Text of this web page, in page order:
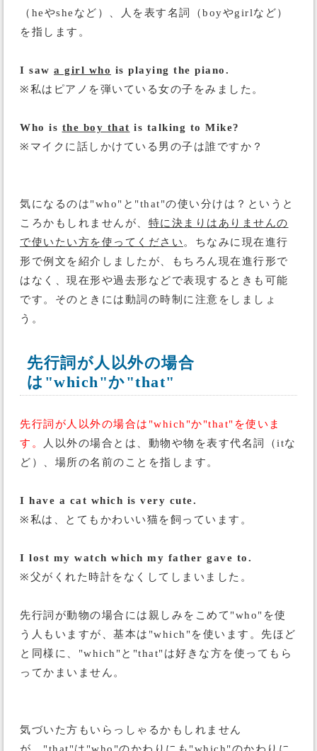
（heやsheなど）、人を表す名詞（boyやgirlなど）
を指します。
I saw a girl who is playing the piano.
※私はピアノを弾いている女の子をみました。
Who is the boy that is talking to Mike?
※マイクに話しかけている男の子は誰ですか？
気になるのは"who"と"that"の使い分けは？というと
ころかもしれませんが、 特に決まりはありませんの
で使いたい方を使ってください 。ちなみに現在進行
形で例文を紹介しましたが、もちろん現在進行形で
はなく、現在形や過去形などで表現するときも可能
です。そのときには動詞の時制に注意をしましょ
う。
先行詞が人以外の場合
は"which"か"that"
先行詞が人以外の場合は"which"か"that"を使いま
す。
人以外の場合とは、動物や物を表す代名詞（itな
ど）、場所の名前のことを指します。
I have a cat which is very cute.
※私は、とてもかわいい猫を飼っています。
I lost my watch which my father gave to.
※父がくれた時計をなくしてしまいました。
先行詞が動物の場合には親しみをこめて"who"を使
う人もいますが、基本は"which"を使います。先ほど
と同様に、"which"と"that"は好きな方を使ってもら
ってかまいません。
気づいた方もいらっしゃるかもしれません